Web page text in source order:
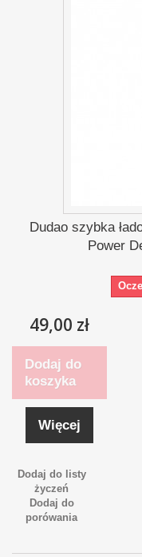
Dudao szybka
Power
49,00 zł
Dodaj do
koszyka
Więcej
Dodaj do listy
życzeń
Dodaj do
porówania